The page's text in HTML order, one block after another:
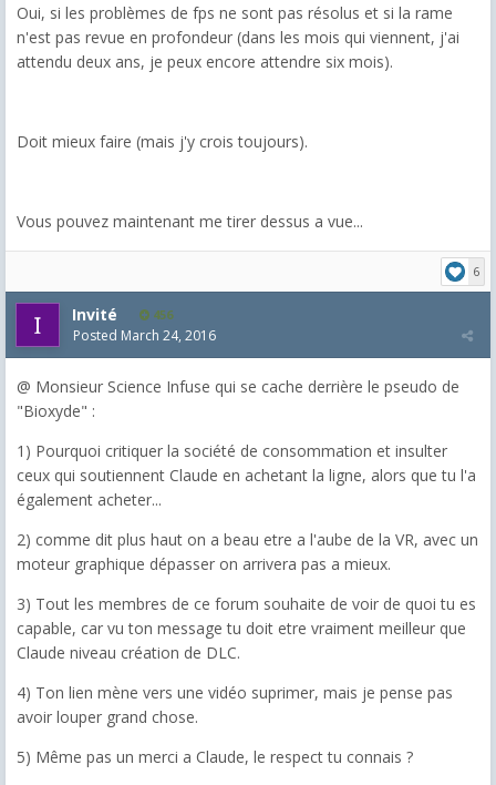
Oui, si les problèmes de fps ne sont pas résolus et si la rame
n'est pas revue en profondeur (dans les mois qui viennent, j'ai
attendu deux ans, je peux encore attendre six mois).
Doit mieux faire (mais j'y crois toujours).
Vous pouvez maintenant me tirer dessus a vue...
6
Invité 456
Posted March 24, 2016
@ Monsieur Science Infuse qui se cache derrière le pseudo de
"Bioxyde" :
1) Pourquoi critiquer la société de consommation et insulter
ceux qui soutiennent Claude en achetant la ligne, alors que tu l'a
également acheter...
2) comme dit plus haut on a beau etre a l'aube de la VR, avec un
moteur graphique dépasser on arrivera pas a mieux.
3) Tout les membres de ce forum souhaite de voir de quoi tu es
capable, car vu ton message tu doit etre vraiment meilleur que
Claude niveau création de DLC.
4) Ton lien mène vers une vidéo suprimer, mais je pense pas
avoir louper grand chose.
5) Même pas un merci a Claude, le respect tu connais ?